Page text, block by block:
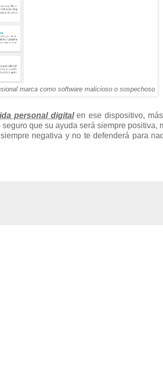
marca como software malicioso o sospechoso
personal digitalen ese dispositivo,
que su ayuda será siempre positiva,
negativa y no te defenderá para